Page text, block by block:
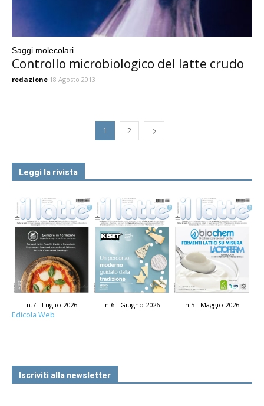
Saggi molecolari
Controllo microbiologico del latte crudo
redazione 18 Agosto 2013
1 2
Leggi la rivista
n.7 - Luglio 2026 n.6 - Giugno 2026 n.5 - Maggio 2026
Edicola Web
Iscriviti alla newsletter